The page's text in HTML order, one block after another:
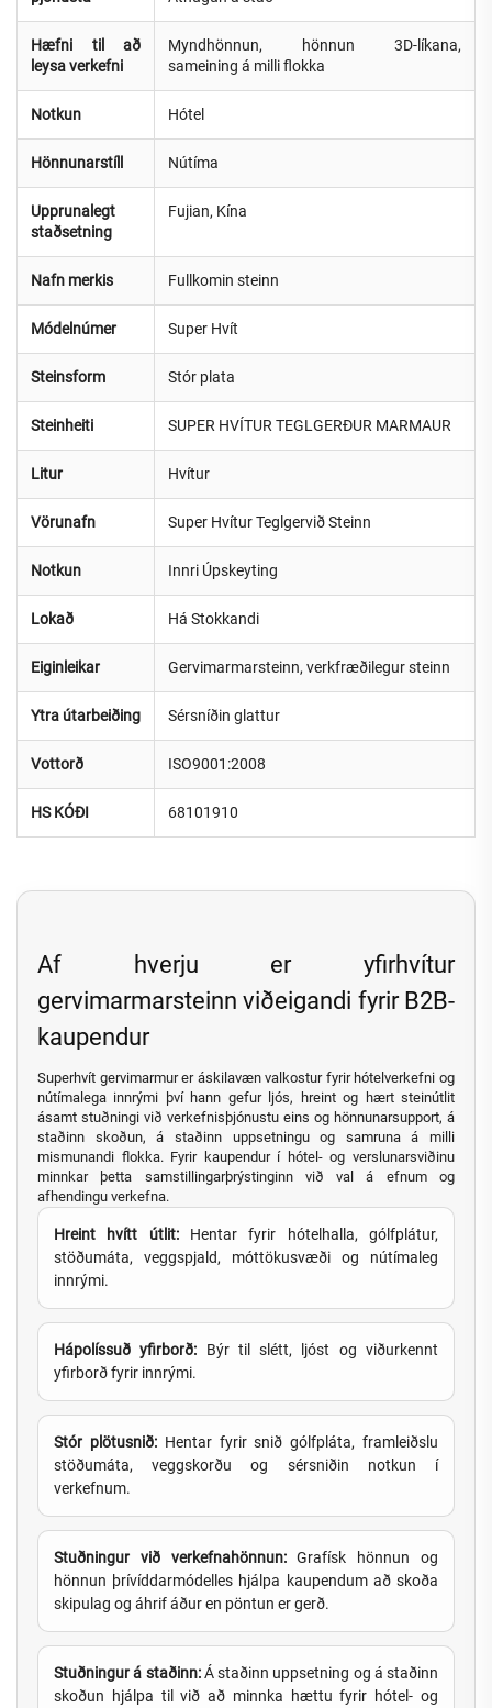
Hæfni til að
leysa verkefni
Myndhönnun, hönnun 3D-líkana,
sameining á milli flokka
Notkun Hótel
Hönnunarstíll Nútíma
Upprunalegt
staðsetning
Fujian, Kína
Nafn merkis Fullkomin steinn
Módelnúmer Super Hvít
Steinsform Stór plata
Steinheiti SUPER HVÍTUR TEGLGERÐUR MARMAUR
Litur Hvítur
Vörunafn Super Hvítur Teglgervið Steinn
Notkun Innri Úpskeyting
Lokað Há Stokkandi
Eiginleikar Gervimarmarsteinn, verkfræðilegur steinn
Ytra útarbeiðing Sérsníðin glattur
Vottorð ISO9001:2008
HS KÓÐI 68101910
Af hverju er yfirhvítur
gervimarmarsteinn viðeigandi fyrir B2B-
kaupendur
Superhvít gervimarmur er áskilavæn valkostur fyrir hótelverkefni og
nútímalega innrými því hann gefur ljós, hreint og hært steinútlit
ásamt stuðningi við verkefnisþjónustu eins og hönnunarsupport, á
staðinn skoðun, á staðinn uppsetningu og samruna á milli
mismunandi flokka. Fyrir kaupendur í hótel- og verslunarsviðinu
minnkar þetta samstillingarþrýstinginn við val á efnum og
afhendingu verkefna.
Hreint hvítt útlit: Hentar fyrir hótelhalla, gólfplátur,
stöðumáta, veggspjald, móttökusvæði og nútímaleg
innrými.
Hápolíssuð yfirborð: Býr til slétt, ljóst og viðurkennt
yfirborð fyrir innrými.
Stór plötusnið: Hentar fyrir snið gólfpláta, framleiðslu
stöðumáta, veggskorðu og sérsniðin notkun í
verkefnum.
Stuðningur við verkefnahönnun:Grafísk hönnun og
hönnun þrívíddarmódelles hjálpa kaupendum að skoða
skipulag og áhrif áður en pöntun er gerð.
Stuðningur á staðinn:Á staðinn uppsetning og á staðinn
skoðun hjálpa til við að minnka hættu fyrir hótel- og